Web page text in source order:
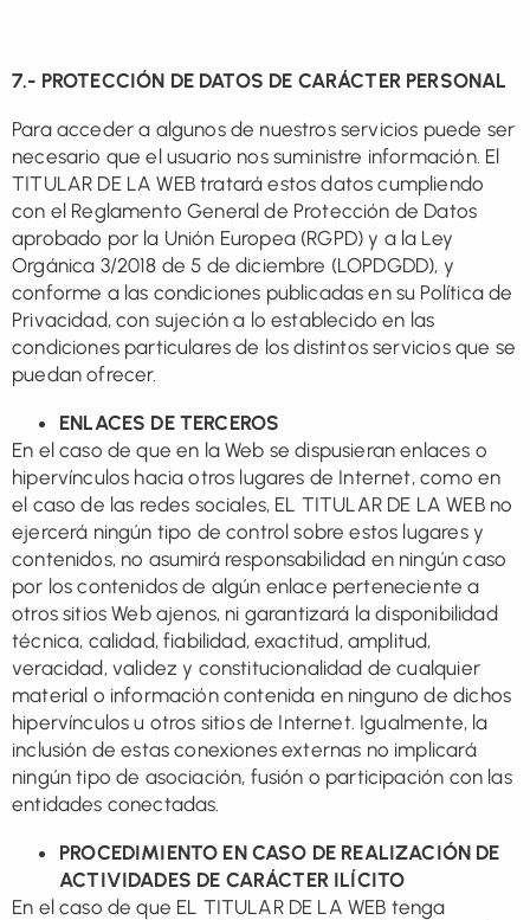
7.- PROTECCIÓN DE DATOS DE CARÁCTER PERSONAL
Para acceder a algunos de nuestros servicios puede ser
necesario que el usuario nos suministre información. El
TITULAR DE LA WEB tratará estos datos cumpliendo
con el Reglamento General de Protección de Datos
aprobado por la Unión Europea (RGPD) y a la Ley
Orgánica 3/2018 de 5 de diciembre (LOPDGDD), y
conforme a las condiciones publicadas en su Política de
Privacidad, con sujeción a lo establecido en las
condiciones particulares de los distintos servicios que se
puedan ofrecer.
ENLACES DE TERCEROS
En el caso de que en la Web se dispusieran enlaces o
hipervínculos hacia otros lugares de Internet, como en
el caso de las redes sociales, EL TITULAR DE LA WEB no
ejercerá ningún tipo de control sobre estos lugares y
contenidos, no asumirá responsabilidad en ningún caso
por los contenidos de algún enlace perteneciente a
otros sitios Web ajenos, ni garantizará la disponibilidad
técnica, calidad, fiabilidad, exactitud, amplitud,
veracidad, validez y constitucionalidad de cualquier
material o información contenida en ninguno de dichos
hipervínculos u otros sitios de Internet. Igualmente, la
inclusión de estas conexiones externas no implicará
ningún tipo de asociación, fusión o participación con las
entidades conectadas.
PROCEDIMIENTO EN CASO DE REALIZACIÓN DE
ACTIVIDADES DE CARÁCTER ILÍCITO
En el caso de que EL TITULAR DE LA WEB tenga